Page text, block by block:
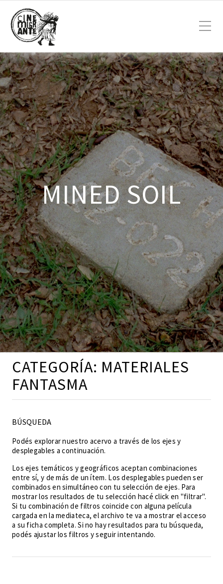
MINED SOIL
CATEGORÍA: MATERIALES
FANTASMA
BÚSQUEDA
Podés explorar nuestro acervo a través de los ejes y
desplegables a continuación.
Los ejes temáticos y geográficos aceptan combinaciones
entre sí, y de más de un ítem. Los desplegables pueden ser
combinados en simultáneo con tu selección de ejes. Para
mostrar los resultados de tu selección hacé click en "filtrar".
Si tu combinación de filtros coincide con alguna película
cargada en la mediateca, el archivo te va a mostrar el acceso
a su ficha completa. Si no hay resultados para tu búsqueda,
podés ajustar los filtros y seguir intentando.